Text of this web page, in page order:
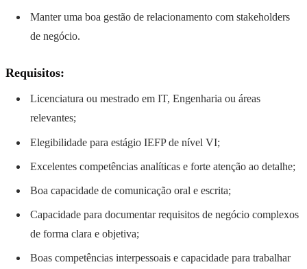
Manter uma boa gestão de relacionamento com stakeholders
de negócio.
Requisitos:
Licenciatura ou mestrado em IT, Engenharia ou áreas
relevantes;
Elegibilidade para estágio IEFP de nível VI;
Excelentes competências analíticas e forte atenção ao detalhe;
Boa capacidade de comunicação oral e escrita;
Capacidade para documentar requisitos de negócio complexos
de forma clara e objetiva;
Boas competências interpessoais e capacidade para trabalhar